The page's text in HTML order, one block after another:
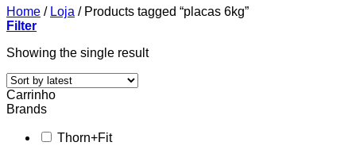
Home / Loja /Products tagged “placas 6kg”
Filter
Showing the single result
Carrinho
Brands
Thorn+Fit